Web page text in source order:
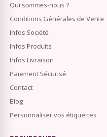
Qui sommes-nous ?
Conditions Générales de Vente
Infos Société
Infos Produits
Infos Livraison
Paiement Sécurisé
Contact
Blog
Personnaliser vos étiquettes